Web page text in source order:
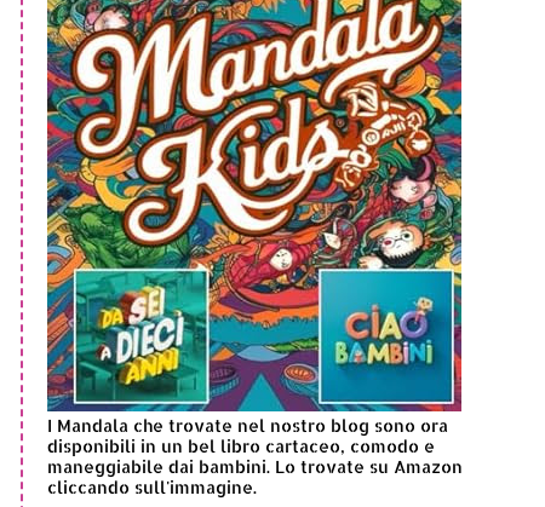
I Mandala che trovate nel nostro blog sono ora
disponibili in un bel libro cartaceo, comodo e
maneggiabile dai bambini. Lo trovate su Amazon
cliccando sull'immagine.